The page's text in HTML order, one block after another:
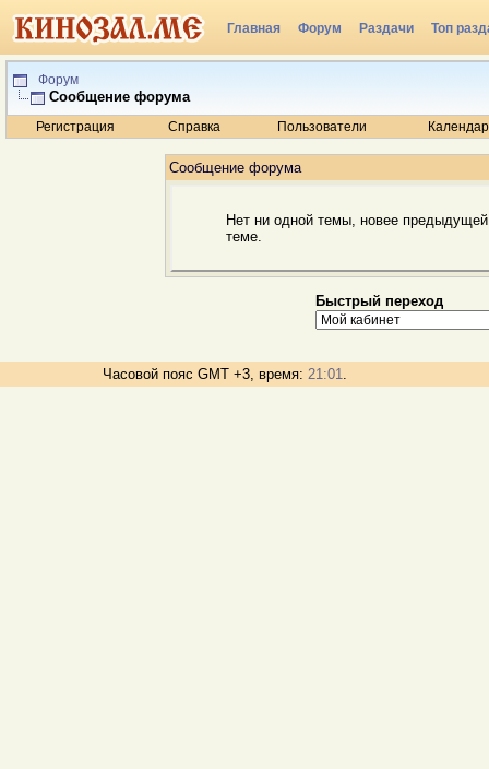
Главная Форум Раздачи Топ
Радио
Форум
Сообщение форума
Регистрация Справка Пользователи
Сообщение форума
Нет ни одной темы, новее
теме.
Быстрый переход
Часовой пояс GMT +3, время: 21:01.